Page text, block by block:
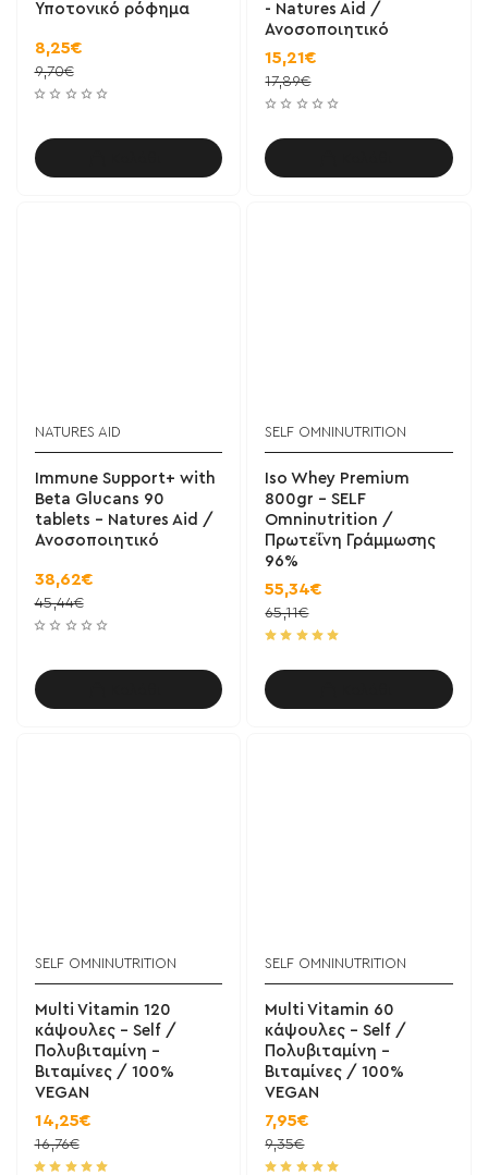
Υποτονικό ρόφημα
8,25€
9,70€
- Natures Aid /
Ανοσοποιητικό
15,21€
17,89€
NATURES AID
Immune Support+ with
Beta Glucans 90
tablets - Natures Aid /
Ανοσοποιητικό
38,62€
45,44€
SELF OMNINUTRITION
Iso Whey Premium
800gr - SELF
Omninutrition /
Πρωτεΐνη Γράμμωσης
96%
55,34€
65,11€
SELF OMNINUTRITION
Multi Vitamin 120
κάψουλες - Self /
Πολυβιταμίνη -
Βιταμίνες / 100%
VEGAN
14,25€
16,76€
SELF OMNINUTRITION
Multi Vitamin 60
κάψουλες - Self /
Πολυβιταμίνη -
Βιταμίνες / 100%
VEGAN
7,95€
9,35€